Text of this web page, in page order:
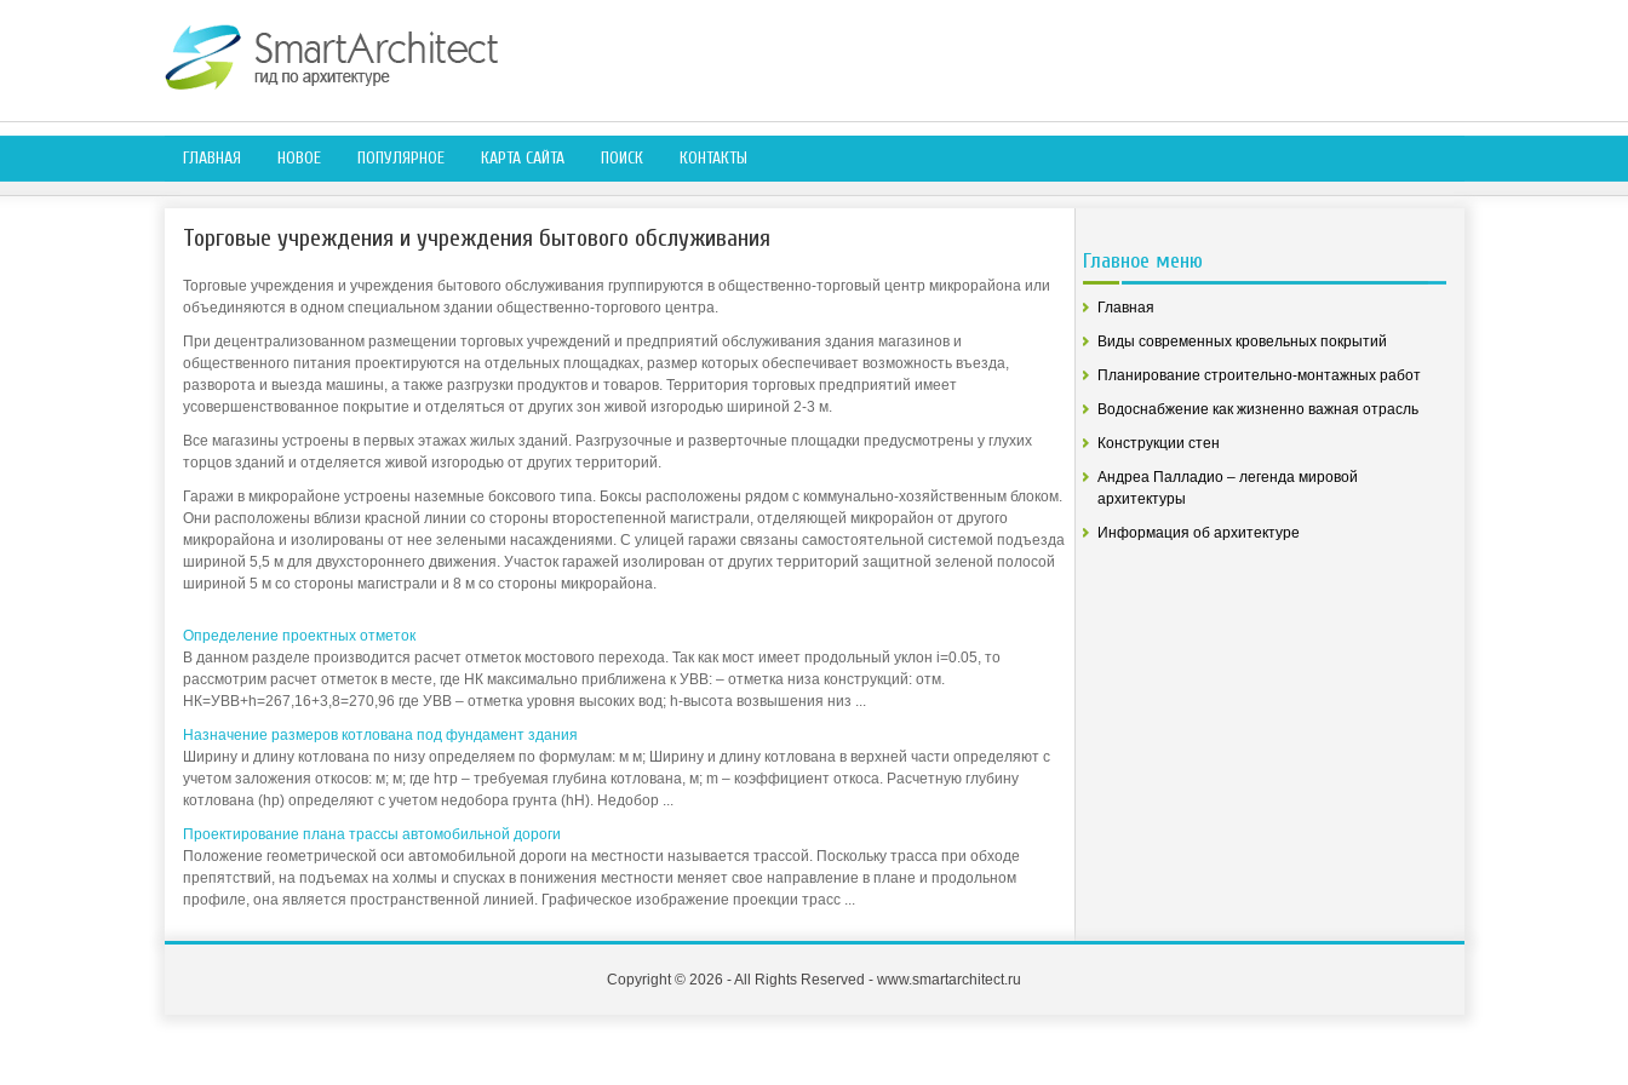
ГЛАВНАЯ НОВОЕ ПОПУЛЯРНОЕ КАРТА САЙТА ПОИСК КОНТАКТЫ
Торговые учреждения и учреждения бытового обслуживания
Торговые учреждения и учреждения бытового обслуживания группируются в общественно-торговый центр микрорайона или
объединяются в одном специальном здании общественно-торгового центра.
При децентрализованном размещении торговых учреждений и предприятий обслуживания здания магазинов и
общественного питания проектируются на отдельных площадках, размер которых обеспечивает возможность въезда,
разворота и выезда машины, а также разгрузки продуктов и товаров. Территория торговых предприятий имеет
усовершенствованное покрытие и отделяться от других зон живой изгородью шириной 2-3 м.
Все магазины устроены в первых этажах жилых зданий. Разгрузочные и разверточные площадки предусмотрены у глухих
торцов зданий и отделяется живой изгородью от других территорий.
Гаражи в микрорайоне устроены наземные боксового типа. Боксы расположены рядом с коммунально-хозяйственным блоком.
Они расположены вблизи красной линии со стороны второстепенной магистрали, отделяющей микрорайон от другого
микрорайона и изолированы от нее зелеными насаждениями. С улицей гаражи связаны самостоятельной системой подъезда
шириной 5,5 м для двухстороннего движения. Участок гаражей изолирован от других территорий защитной зеленой полосой
шириной 5 м со стороны магистрали и 8 м со стороны микрорайона.
Определение проектных отметок
В данном разделе производится расчет отметок мостового перехода. Так как мост имеет продольный уклон i=0.05, то
рассмотрим расчет отметок в месте, где НК максимально приближена к УВВ: – отметка низа конструкций: отм.
НК=УВВ+h=267,16+3,8=270,96 где УВВ – отметка уровня высоких вод; h-высота возвышения низ ...
Назначение размеров котлована под фундамент здания
Ширину и длину котлована по низу определяем по формулам: м м; Ширину и длину котлована в верхней части определяют с
учетом заложения откосов: м; м; где hтр – требуемая глубина котлована, м; m – коэффициент откоса. Расчетную глубину
котлована (hp) определяют с учетом недобора грунта (hH). Недобор ...
Проектирование плана трассы автомобильной дороги
Положение геометрической оси автомобильной дороги на местности называется трассой. Поскольку трасса при обходе
препятствий, на подъемах на холмы и спусках в понижения местности меняет свое направление в плане и продольном
профиле, она является пространственной линией. Графическое изображение проекции трасс ...
Главное меню
Главная
Виды современных кровельных покрытий
Планирование строительно-монтажных работ
Водоснабжение как жизненно важная отрасль
Конструкции стен
Андреа Палладио – легенда мировой
архитектуры
Информация об архитектуре
Copyright © 2026 - All Rights Reserved - www.smartarchitect.ru